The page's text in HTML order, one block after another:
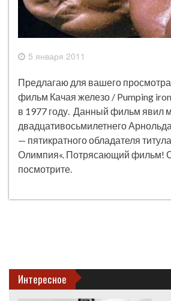
5 января 2011
Предлагаю для вашего
фильм Качая железо / Pumping
в 1977 году. Данный фильм явил
двадцативосьмилетнего
— пятикратного обладателя
Олимпия«. Потрясающий фильм!
посмотрите.
Интересное